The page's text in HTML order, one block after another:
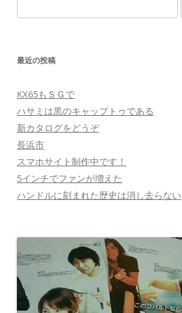
ン
索:
最近の投稿
KX65もＳＧで
ハサミは黒のキャップトゥである
新カタログをどうぞ
長浜市
スマホサイト制作中です！
5インチでファンが増えた
ハンドルに刻まれた歴史は消し去らない